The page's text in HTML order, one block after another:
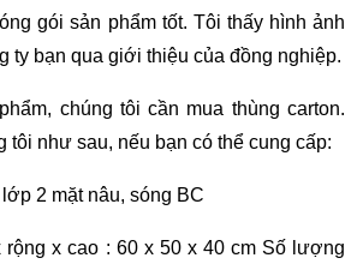
gói sản phẩm tốt. Tôi thấy hình ảnh
ty bạn qua giới thiệu của đồng nghiệp.
chúng tôi cần mua thùng carton.
tôi như sau, nếu bạn có thể cung cấp:
2 mặt nâu, sóng BC
x cao : 60 x 50 x 40 cm Số lượng